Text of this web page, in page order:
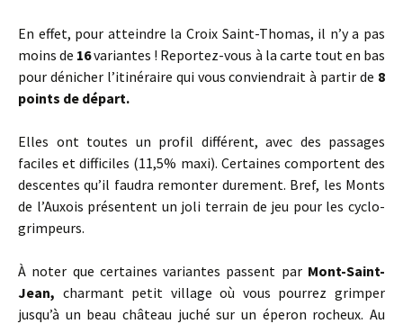
En effet, pour atteindre la Croix Saint-Thomas, il n’y a pas
moins de 16variantes ! Reportez-vous à la carte tout en bas
pour dénicher l’itinéraire qui vous conviendrait à partir de 8
points de départ.
Elles ont toutes un profil différent, avec des passages
faciles et difficiles (11,5% maxi). Certaines comportent des
descentes qu’il faudra remonter durement. Bref, les Monts
de l’Auxois présentent un joli terrain de jeu pour les cyclo-
grimpeurs.
À noter que certaines variantes passent par Mont-Saint-
Jean, charmant petit village où vous pourrez grimper
jusqu’à un beau château juché sur un éperon rocheux. Au